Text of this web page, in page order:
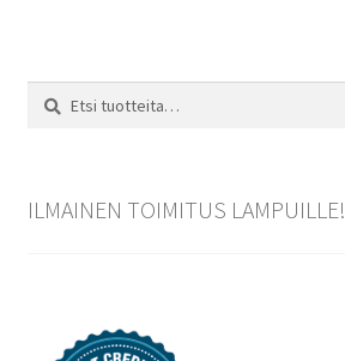
Etsi:
Haku
ILMAINEN TOIMITUS LAMPUILLE!